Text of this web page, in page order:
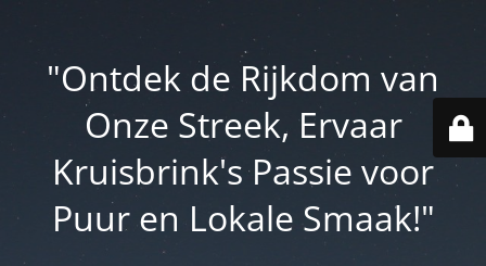
"Ontdek de Rijkdom van
Onze Streek, Ervaar
Kruisbrink's Passie voor
Puur en Lokale Smaak!"